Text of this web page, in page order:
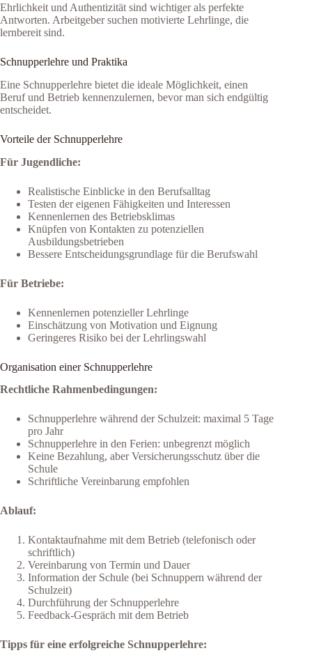
Ehrlichkeit und Authentizität sind wichtiger als perfekte
Antworten. Arbeitgeber suchen motivierte Lehrlinge, die
lernbereit sind.
Schnupperlehre und Praktika
Eine Schnupperlehre bietet die ideale Möglichkeit, einen
Beruf und Betrieb kennenzulernen, bevor man sich endgültig
entscheidet.
Vorteile der Schnupperlehre
Für Jugendliche:
Realistische Einblicke in den Berufsalltag
Testen der eigenen Fähigkeiten und Interessen
Kennenlernen des Betriebsklimas
Knüpfen von Kontakten zu potenziellen
Ausbildungsbetrieben
Bessere Entscheidungsgrundlage für die Berufswahl
Für Betriebe:
Kennenlernen potenzieller Lehrlinge
Einschätzung von Motivation und Eignung
Geringeres Risiko bei der Lehrlingswahl
Organisation einer Schnupperlehre
Rechtliche Rahmenbedingungen:
Schnupperlehre während der Schulzeit: maximal 5 Tage
pro Jahr
Schnupperlehre in den Ferien: unbegrenzt möglich
Keine Bezahlung, aber Versicherungsschutz über die
Schule
Schriftliche Vereinbarung empfohlen
Ablauf:
Kontaktaufnahme mit dem Betrieb (telefonisch oder
schriftlich)
Vereinbarung von Termin und Dauer
Information der Schule (bei Schnuppern während der
Schulzeit)
Durchführung der Schnupperlehre
Feedback-Gespräch mit dem Betrieb
Tipps für eine erfolgreiche Schnupperlehre: